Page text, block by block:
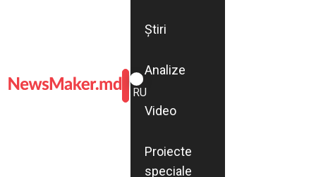
ROMÂNĂ
RU
Știri
Analize
Video
Proiecte
speciale